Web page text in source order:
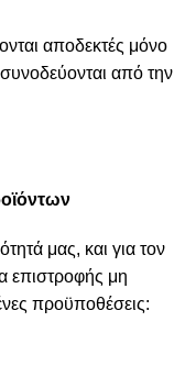
αποδεκτές μόνο
από την
μας, και για τον
επιστροφής μη
προϋποθέσεις: